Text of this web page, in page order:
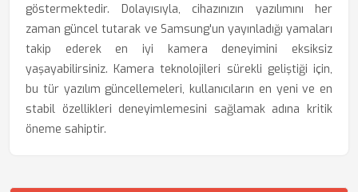
göstermektedir. Dolayısıyla, cihazınızın yazılımını her
zaman güncel tutarak ve Samsung'un yayınladığı yamaları
takip ederek en iyi kamera deneyimini eksiksiz
yaşayabilirsiniz. Kamera teknolojileri sürekli geliştiği için,
bu tür yazılım güncellemeleri, kullanıcıların en yeni ve en
stabil özellikleri deneyimlemesini sağlamak adına kritik
öneme sahiptir.